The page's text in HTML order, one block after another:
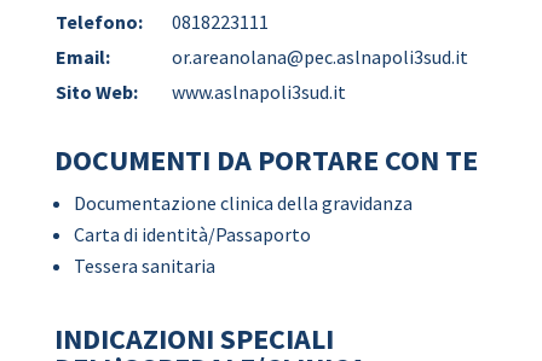
Telefono:
0818223111
Email:
or.areanolana@pec.aslnapoli3sud.it
Sito Web:
www.aslnapoli3sud.it
DOCUMENTI DA PORTARE CON TE
Documentazione clinica della gravidanza
Carta di identità/Passaporto
Tessera sanitaria
INDICAZIONI SPECIALI